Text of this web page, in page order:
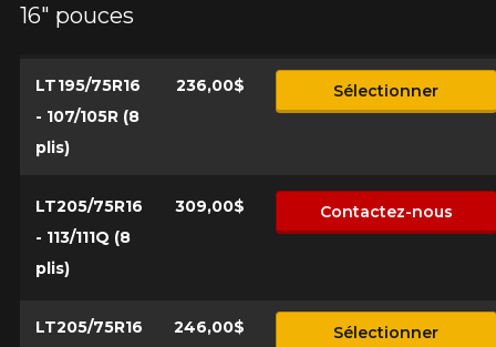
16" pouces
LT195/75R16
- 107/105R (8
plis)
236,00$ Sélectionner
LT205/75R16
- 113/111Q (8
plis)
309,00$ Contactez-nous
LT205/75R16
246,00$ Sélectionner